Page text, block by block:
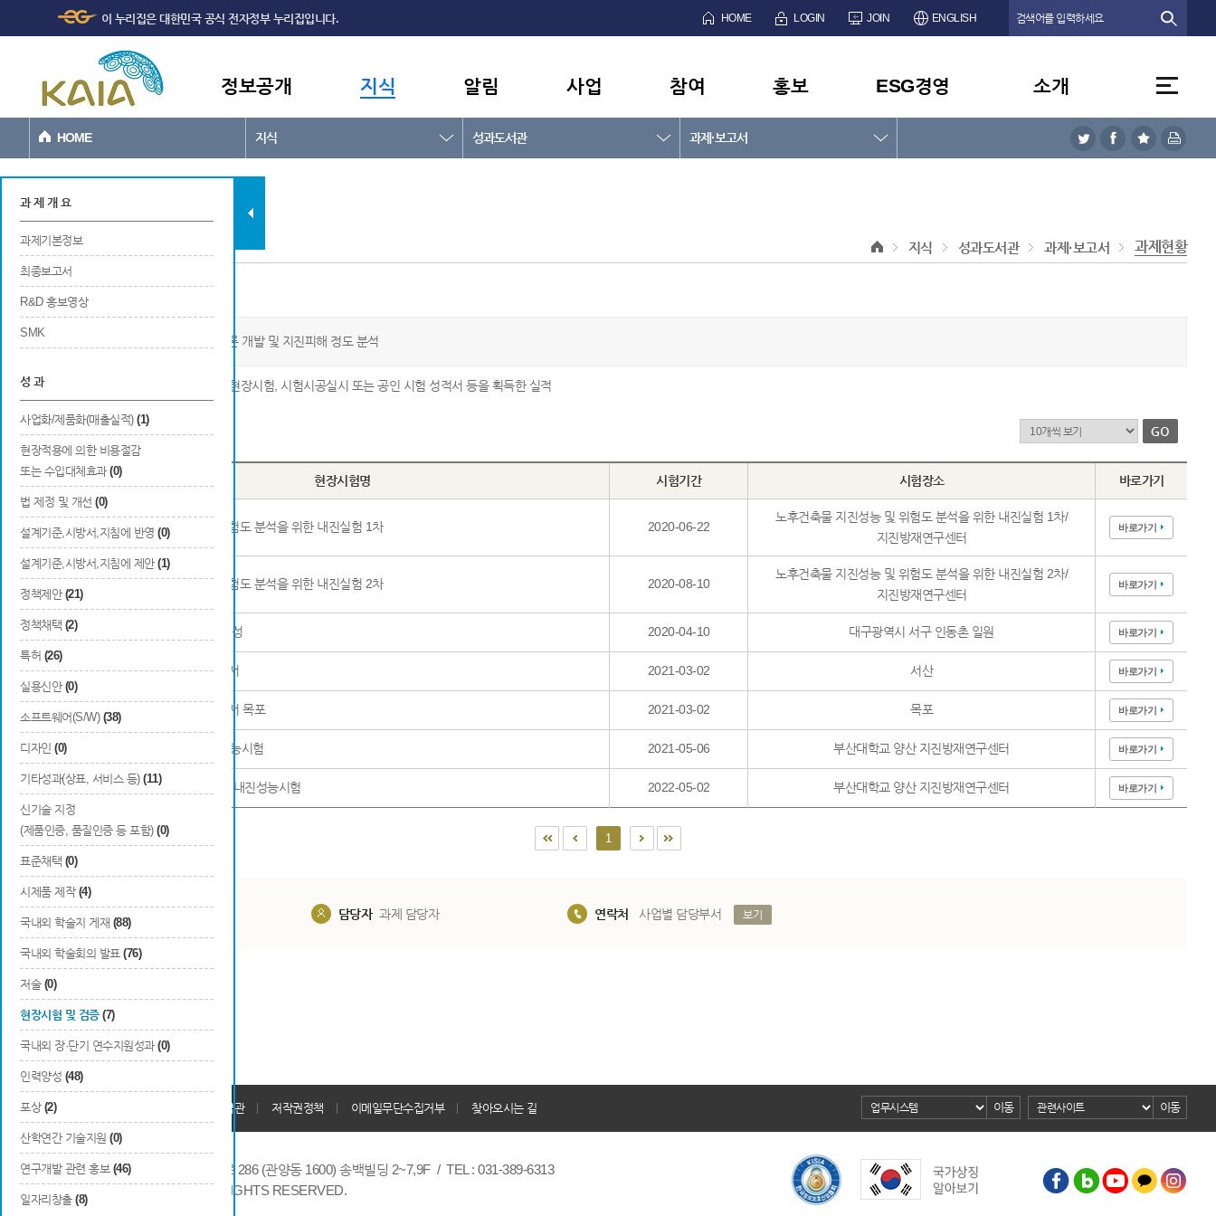
본문바로가기
이 누리집은 대한민국 공식 전자정부 누리집입니다. HOME LOGIN JOIN ENGLISH
정보공개 지식 알림 사업 참여 홍보 ESG경영 소개
HOME 지식 성과도서관 과제·보고서
과제현황
지식 성과도서관 과제·보고서 과제현황
과 제 개 요
과제기본정보
최종보고서
R&D 홍보영상
SMK
성 과
사업화/제품화(매출실적) (1)
현장적용에 의한 비용절감
또는 수입대체효과 (0)
법 제정 및 개선 (0)
설계기준,시방서,지침에 반영 (0)
설계기준,시방서,지침에 제안 (1)
정책제안 (21)
정책채택 (2)
특허 (26)
실용신안 (0)
소프트웨어(S/W) (38)
디자인 (0)
기타성과(상표, 서비스 등) (11)
신기술 지정
(제품인증, 품질인증 등 포함) (0)
표준채택 (0)
시제품 제작 (4)
국내외 학술지 게재 (88)
국내외 학술회의 발표 (76)
저술 (0)
현장시험 및 검증 (7)
국내외 장·단기 연수지원성과 (0)
인력양성 (48)
포상 (2)
산학연간 기술지원 (0)
연구개발 관련 홍보 (46)
일자리창출 (8)
현장시험 및 검증
쇠퇴지역 재난재해 위험성 분석방법론 개발 및 지진피해 정도 분석
※ 연구개발 결과물 성능검증 등을 위한 현장시험, 시험시공실시 또는 공인 시험 성적서 등을 획득한 실적
Total7건
번호 현장시험명 시험기간 시험장소 바로가기
1 노후건축물 지진성능 및 위험도 분석을 위한 내진실험 1차 2020-06-22
노후건축물 지진성능 및 위험도 분석을 위한 내진실험 1차/
지진방재연구센터
바로가기
2 노후건축물 지진성능 및 위험도 분석을 위한 내진실험 2차 2020-08-10
노후건축물 지진성능 및 위험도 분석을 위한 내진실험 2차/
지진방재연구센터
바로가기
3 쇠퇴지역 폭염 청정 공원 조성 2020-04-10 대구광역시 서구 인동촌 일원 바로가기
4 노후건축물 조사 분석 보고서 2021-03-02 서산 바로가기
노후건축물 조사 분석 보고서 목포 2021-03-02 목포 바로가기
6 노후건축물(조적조) 내진성능시험 2021-05-06 부산대학교 양산 지진방재연구센터 바로가기
7 노후건축물(콘크리트 블록) 내진성능시험 2022-05-02 부산대학교 양산 지진방재연구센터 바로가기
1
담당부서 담당자 과제 담당자 연락처 사업별 담당부서 보기
개인정보처리방침 회원가입약관 저작권정책 이메일무단수집거부 찾아오시는 길 이동 이동
14066 경기도 안양시 동안구 시민대로 286 (관양동 1600) 송백빌딩 2~7,9F / TEL : 031-389-6313
COPYRIGHTS © 2014 KAIA, ALL RIGHTS RESERVED.